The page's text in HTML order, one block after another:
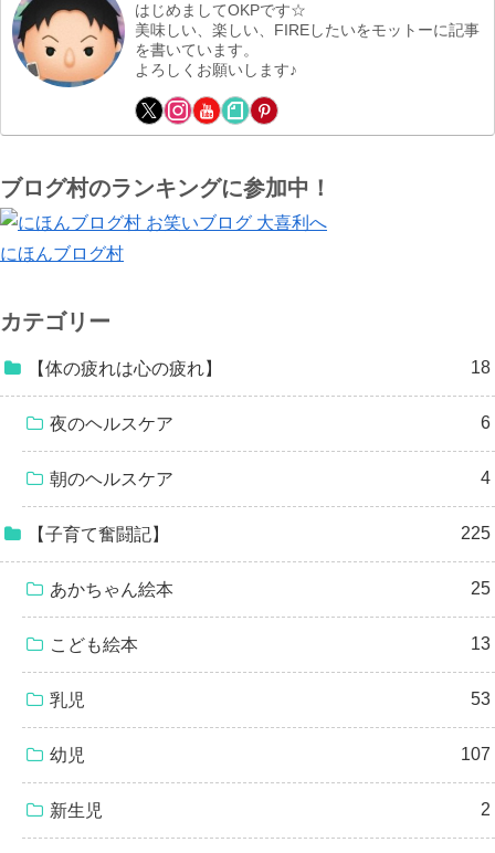
はじめましてOKPです☆
美味しい、楽しい、FIREしたいをモットーに記事
を書いています。
よろしくお願いします♪
ブログ村のランキングに参加中！
にほんブログ村
カテゴリー
【体の疲れは心の疲れ】 18
夜のヘルスケア 6
朝のヘルスケア 4
【子育て奮闘記】 225
あかちゃん絵本 25
こども絵本 13
乳児 53
幼児 107
新生児 2